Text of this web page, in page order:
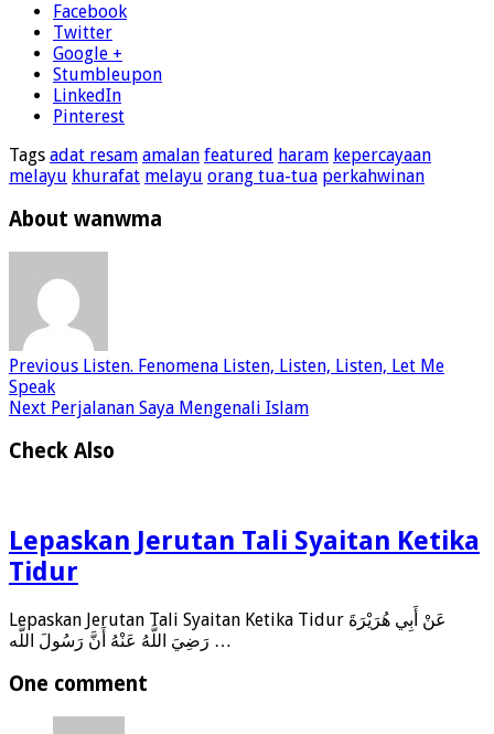
Facebook
Twitter
Google +
Stumbleupon
LinkedIn
Pinterest
Tags adat resam amalan featured haram kepercayaan
melayu khurafat melayu orang tua-tua perkahwinan
About wanwma
Previous Listen. Fenomena Listen, Listen, Listen, Let Me
Speak
Next Perjalanan Saya Mengenali Islam
Check Also
Lepaskan Jerutan Tali Syaitan Ketika
Tidur
Lepaskan Jerutan Tali Syaitan Ketika Tidur عَنْ أَبِي هُرَيْرَةَ
رَضِيَ اللَّهُ عَنْهُ أَنَّ رَسُولَ اللَّه …
One comment